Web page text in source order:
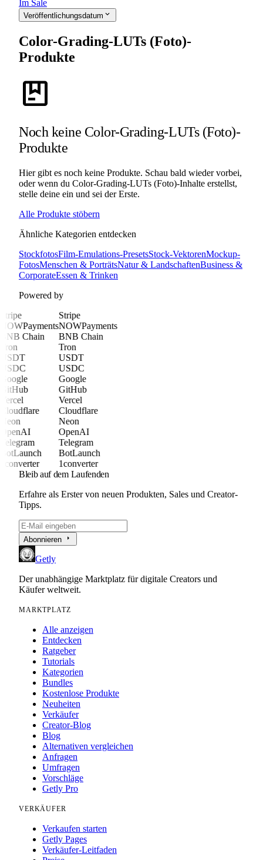
Im Sale
Veröffentlichungsdatum expand_more
Color-Grading-LUTs (Foto)-
Produkte
package
Noch keine Color-Grading-LUTs (Foto)-
Produkte
Hier gibt es noch keine Produkte. Schau bald wieder vorbei,
oder wenn du Color-Grading-LUTs (Foto)-Inhalte erstellst,
stelle deine ein und sei der Erste.
Alle Produkte stöbern
Ähnliche Kategorien entdecken
StockfotosFilm-Emulations-PresetsStock-VektorenMockup-
FotosMenschen & PorträtsNatur & LandschaftenBusiness &
CorporateEssen & Trinken
Powered by
Stripe
NOWPayments
BNB Chain
Tron
USDT
USDC
Google
GitHub
Vercel
Cloudflare
Neon
OpenAI
Telegram
BotLaunch
1converter
Stripe
NOWPayments
BNB Chain
Tron
USDT
USDC
Google
GitHub
Vercel
Cloudflare
Neon
OpenAI
Telegram
BotLaunch
1converter
Bleib auf dem Laufenden
Erfahre als Erster von neuen Produkten, Sales und Creator-
Tipps.
Abonnieren arrow_right
Getly
Der unabhängige Marktplatz für digitale Creators und
Käufer weltweit.
MARKTPLATZ
Alle anzeigen
Entdecken
Ratgeber
Tutorials
Kategorien
Bundles
Kostenlose Produkte
Neuheiten
Verkäufer
Creator-Blog
Blog
Alternativen vergleichen
Anfragen
Umfragen
Vorschläge
Getly Pro
VERKÄUFER
Verkaufen starten
Getly Pages
Verkäufer-Leitfaden